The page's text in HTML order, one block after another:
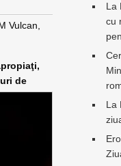
Vulcan,
de
La
cu
La